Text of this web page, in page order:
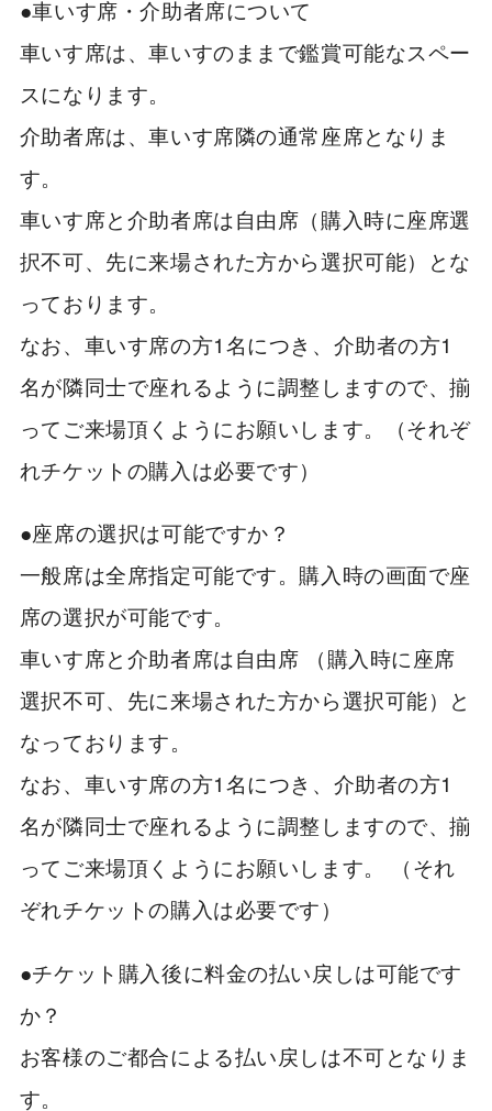
●車いす席・介助者席について
車いす席は、車いすのままで鑑賞可能なスペー
スになります。
介助者席は、車いす席隣の通常座席となりま
す。
車いす席と介助者席は自由席（購入時に座席選
択不可、先に来場された方から選択可能）とな
っております。
なお、車いす席の方1名につき、介助者の方1
名が隣同士で座れるように調整しますので、揃
ってご来場頂くようにお願いします。（それぞ
れチケットの購入は必要です）
●座席の選択は可能ですか？
一般席は全席指定可能です。購入時の画面で座
席の選択が可能です。
車いす席と介助者席は自由席 （購入時に座席
選択不可、先に来場された方から選択可能）と
なっております。
なお、車いす席の方1名につき、介助者の方1
名が隣同士で座れるように調整しますので、揃
ってご来場頂くようにお願いします。 （それ
ぞれチケットの購入は必要です）
●チケット購入後に料金の払い戻しは可能です
か？
お客様のご都合による払い戻しは不可となりま
す。